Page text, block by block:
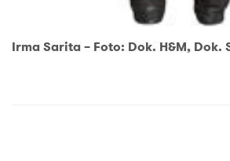
Irma Sarita – Foto: Dok. H&M,